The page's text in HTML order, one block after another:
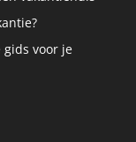
gids voor je